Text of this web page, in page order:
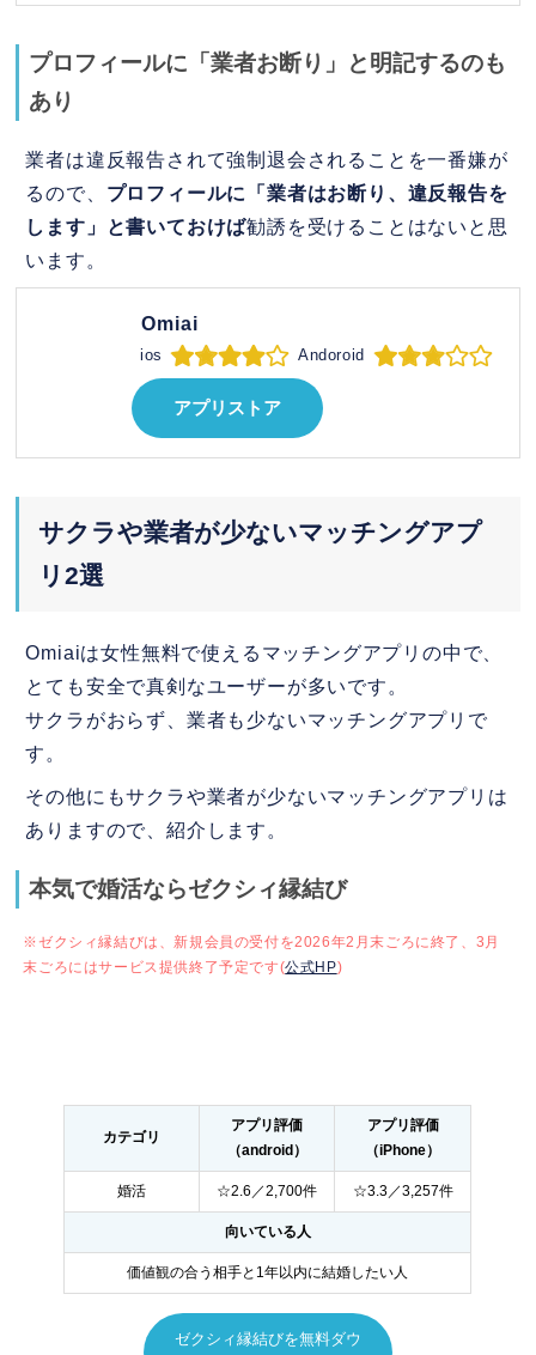
プロフィールに「業者お断り」と明記するのも
あり
業者は違反報告されて強制退会されることを一番嫌が
るので、 プロフィールに「業者はお断り、違反報告を
します」と書いておけば勧誘を受けることはないと思
います。
Omiai
ios Andoroid
アプリストア
サクラや業者が少ないマッチングアプ
リ2選
Omiaiは女性無料で使えるマッチングアプリの中で、
とても安全で真剣なユーザーが多いです。
サクラがおらず、業者も少ないマッチングアプリで
す。
その他にもサクラや業者が少ないマッチングアプリは
ありますので、紹介します。
本気で婚活ならゼクシィ縁結び
※ゼクシィ縁結びは、新規会員の受付を2026年2月末ごろに終了、3月
末ごろにはサービス提供終了予定です(公式HP)
カテゴリ
アプリ評価
（android）
アプリ評価
（iPhone）
婚活 ☆2.6／2,700件 ☆3.3／3,257件
向いている人
価値観の合う相手と1年以内に結婚したい人
ゼクシィ縁結びを無料ダウ